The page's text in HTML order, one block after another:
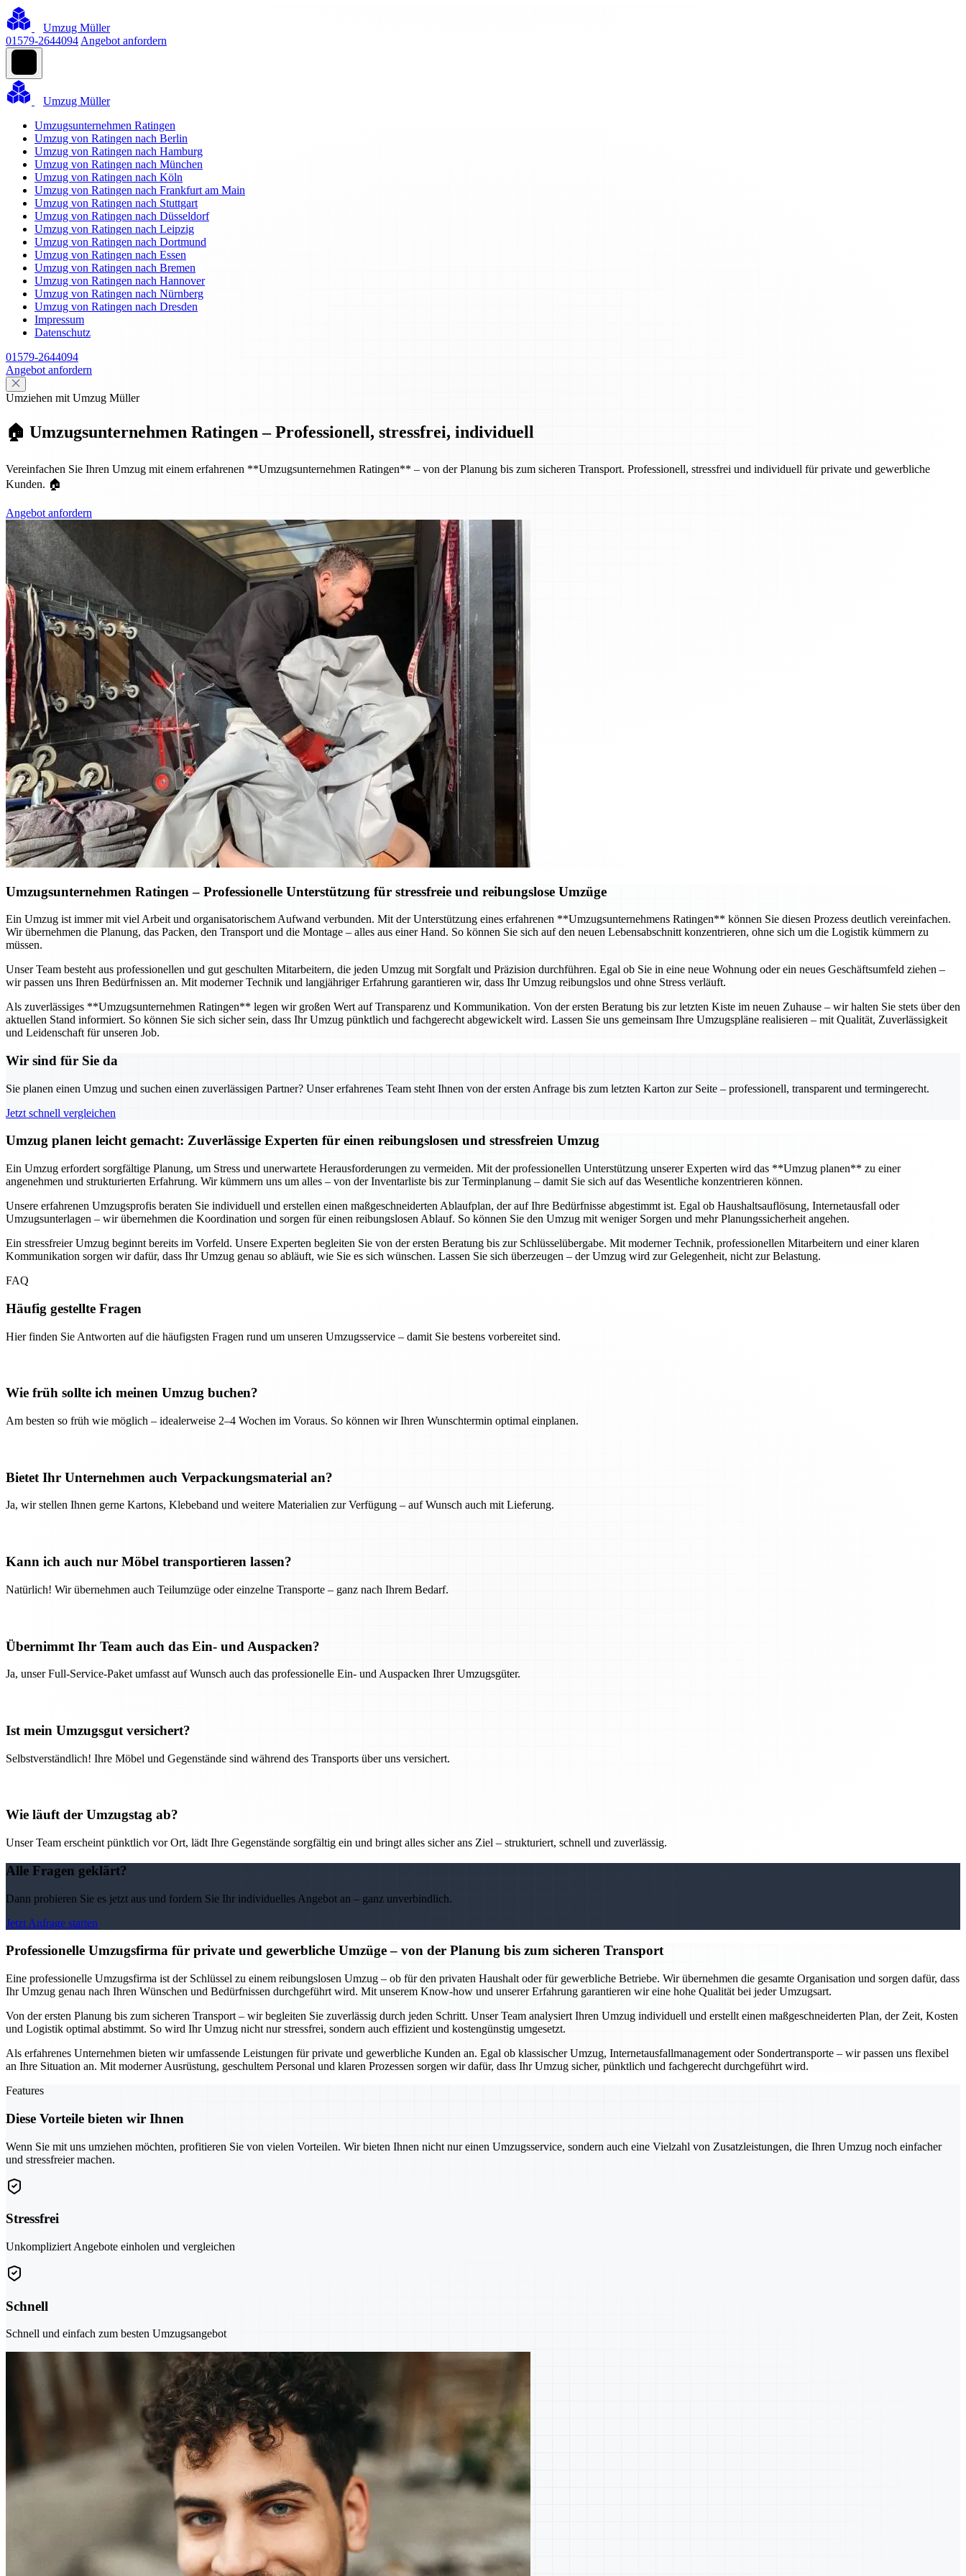
Umzug Müller
01579-2644094 Angebot anfordern
Umzug Müller
Umzugsunternehmen Ratingen
Umzug von Ratingen nach Berlin
Umzug von Ratingen nach Hamburg
Umzug von Ratingen nach München
Umzug von Ratingen nach Köln
Umzug von Ratingen nach Frankfurt am Main
Umzug von Ratingen nach Stuttgart
Umzug von Ratingen nach Düsseldorf
Umzug von Ratingen nach Leipzig
Umzug von Ratingen nach Dortmund
Umzug von Ratingen nach Essen
Umzug von Ratingen nach Bremen
Umzug von Ratingen nach Hannover
Umzug von Ratingen nach Nürnberg
Umzug von Ratingen nach Dresden
Impressum
Datenschutz
01579-2644094
Angebot anfordern
Umziehen mit Umzug Müller
🏠 Umzugsunternehmen Ratingen – Professionell, stressfrei, individuell
Vereinfachen Sie Ihren Umzug mit einem erfahrenen **Umzugsunternehmen Ratingen** – von der Planung bis zum sicheren Transport. Professionell, stressfrei und individuell für private und gewerbliche
Kunden. 🏠
Angebot anfordern
Umzugsunternehmen Ratingen – Professionelle Unterstützung für stressfreie und reibungslose Umzüge
Ein Umzug ist immer mit viel Arbeit und organisatorischem Aufwand verbunden. Mit der Unterstützung eines erfahrenen **Umzugsunternehmens Ratingen** können Sie diesen Prozess deutlich vereinfachen.
Wir übernehmen die Planung, das Packen, den Transport und die Montage – alles aus einer Hand. So können Sie sich auf den neuen Lebensabschnitt konzentrieren, ohne sich um die Logistik kümmern zu
müssen.
Unser Team besteht aus professionellen und gut geschulten Mitarbeitern, die jeden Umzug mit Sorgfalt und Präzision durchführen. Egal ob Sie in eine neue Wohnung oder ein neues Geschäftsumfeld ziehen –
wir passen uns Ihren Bedürfnissen an. Mit moderner Technik und langjähriger Erfahrung garantieren wir, dass Ihr Umzug reibungslos und ohne Stress verläuft.
Als zuverlässiges **Umzugsunternehmen Ratingen** legen wir großen Wert auf Transparenz und Kommunikation. Von der ersten Beratung bis zur letzten Kiste im neuen Zuhause – wir halten Sie stets über den
aktuellen Stand informiert. So können Sie sich sicher sein, dass Ihr Umzug pünktlich und fachgerecht abgewickelt wird. Lassen Sie uns gemeinsam Ihre Umzugspläne realisieren – mit Qualität, Zuverlässigkeit
und Leidenschaft für unseren Job.
Wir sind für Sie da
Sie planen einen Umzug und suchen einen zuverlässigen Partner? Unser erfahrenes Team steht Ihnen von der ersten Anfrage bis zum letzten Karton zur Seite – professionell, transparent und termingerecht.
Jetzt schnell vergleichen
Umzug planen leicht gemacht: Zuverlässige Experten für einen reibungslosen und stressfreien Umzug
Ein Umzug erfordert sorgfältige Planung, um Stress und unerwartete Herausforderungen zu vermeiden. Mit der professionellen Unterstützung unserer Experten wird das **Umzug planen** zu einer
angenehmen und strukturierten Erfahrung. Wir kümmern uns um alles – von der Inventarliste bis zur Terminplanung – damit Sie sich auf das Wesentliche konzentrieren können.
Unsere erfahrenen Umzugsprofis beraten Sie individuell und erstellen einen maßgeschneiderten Ablaufplan, der auf Ihre Bedürfnisse abgestimmt ist. Egal ob Haushaltsauflösung, Internetausfall oder
Umzugsunterlagen – wir übernehmen die Koordination und sorgen für einen reibungslosen Ablauf. So können Sie den Umzug mit weniger Sorgen und mehr Planungssicherheit angehen.
Ein stressfreier Umzug beginnt bereits im Vorfeld. Unsere Experten begleiten Sie von der ersten Beratung bis zur Schlüsselübergabe. Mit moderner Technik, professionellen Mitarbeitern und einer klaren
Kommunikation sorgen wir dafür, dass Ihr Umzug genau so abläuft, wie Sie es sich wünschen. Lassen Sie sich überzeugen – der Umzug wird zur Gelegenheit, nicht zur Belastung.
FAQ
Häufig gestellte Fragen
Hier finden Sie Antworten auf die häufigsten Fragen rund um unseren Umzugsservice – damit Sie bestens vorbereitet sind.
Wie früh sollte ich meinen Umzug buchen?
Am besten so früh wie möglich – idealerweise 2–4 Wochen im Voraus. So können wir Ihren Wunschtermin optimal einplanen.
Bietet Ihr Unternehmen auch Verpackungsmaterial an?
Ja, wir stellen Ihnen gerne Kartons, Klebeband und weitere Materialien zur Verfügung – auf Wunsch auch mit Lieferung.
Kann ich auch nur Möbel transportieren lassen?
Natürlich! Wir übernehmen auch Teilumzüge oder einzelne Transporte – ganz nach Ihrem Bedarf.
Übernimmt Ihr Team auch das Ein- und Auspacken?
Ja, unser Full-Service-Paket umfasst auf Wunsch auch das professionelle Ein- und Auspacken Ihrer Umzugsgüter.
Ist mein Umzugsgut versichert?
Selbstverständlich! Ihre Möbel und Gegenstände sind während des Transports über uns versichert.
Wie läuft der Umzugstag ab?
Unser Team erscheint pünktlich vor Ort, lädt Ihre Gegenstände sorgfältig ein und bringt alles sicher ans Ziel – strukturiert, schnell und zuverlässig.
Alle Fragen geklärt?
Dann probieren Sie es jetzt aus und fordern Sie Ihr individuelles Angebot an – ganz unverbindlich.
Jetzt Anfrage starten
Professionelle Umzugsfirma für private und gewerbliche Umzüge – von der Planung bis zum sicheren Transport
Eine professionelle Umzugsfirma ist der Schlüssel zu einem reibungslosen Umzug – ob für den privaten Haushalt oder für gewerbliche Betriebe. Wir übernehmen die gesamte Organisation und sorgen dafür, dass
Ihr Umzug genau nach Ihren Wünschen und Bedürfnissen durchgeführt wird. Mit unserem Know-how und unserer Erfahrung garantieren wir eine hohe Qualität bei jeder Umzugsart.
Von der ersten Planung bis zum sicheren Transport – wir begleiten Sie zuverlässig durch jeden Schritt. Unser Team analysiert Ihren Umzug individuell und erstellt einen maßgeschneiderten Plan, der Zeit, Kosten
und Logistik optimal abstimmt. So wird Ihr Umzug nicht nur stressfrei, sondern auch effizient und kostengünstig umgesetzt.
Als erfahrenes Unternehmen bieten wir umfassende Leistungen für private und gewerbliche Kunden an. Egal ob klassischer Umzug, Internetausfallmanagement oder Sondertransporte – wir passen uns flexibel
an Ihre Situation an. Mit moderner Ausrüstung, geschultem Personal und klaren Prozessen sorgen wir dafür, dass Ihr Umzug sicher, pünktlich und fachgerecht durchgeführt wird.
Features
Diese Vorteile bieten wir Ihnen
Wenn Sie mit uns umziehen möchten, profitieren Sie von vielen Vorteilen. Wir bieten Ihnen nicht nur einen Umzugsservice, sondern auch eine Vielzahl von Zusatzleistungen, die Ihren Umzug noch einfacher
und stressfreier machen.
Stressfrei
Unkompliziert Angebote einholen und vergleichen
Schnell
Schnell und einfach zum besten Umzugsangebot